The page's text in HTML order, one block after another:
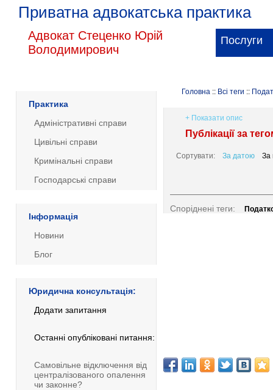
Приватна адвокатська практика
Адвокат Стеценко Юрій
Володимирович
Послуги
Практика
Адміністративні справи
Цивільні справи
Кримінальні справи
Господарські справи
Інформація
Новини
Блог
Юридична консультація:
Додати запитання
Останні опубліковані питання:
Самовільне відключення від
централізованого опалення
чи законне?
Головна :: Всі теги ::
+ Показати опис
Публікації за
Сортувати: За датою За
Споріднені теги: